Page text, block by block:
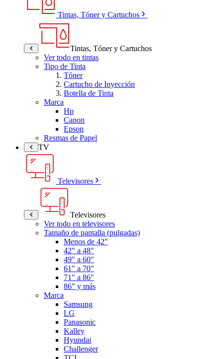
Tintas, Tóner y Cartuchos
Tintas, Tóner y Cartuchos
Ver todo en tintas
Tipo de Tinta
Tóner
Cartucho de Inyección
Botella de Tinta
Marca
Hp
Canon
Epson
Resmas de Papel
TV
Televisores
Televisores
Ver todo en televisores
Tamaño de pantalla (pulgadas)
Menos de 42"
42" a 48"
49" a 60"
61" a 70"
71" a 86"
86" y más
Marca
Samsung
LG
Panasonic
Kalley
Hyundai
Challenger